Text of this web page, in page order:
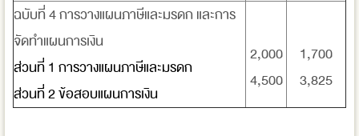
ฉบับที่ 4 การวางแผนภาษีและมรดก และการ
จัดทำแผนการเงิน
ส่วนที่ 1 การวางแผนภาษีและมรดก
ส่วนที่ 2 ข้อสอบแผนการเงิน
2,000
4,500
1,700
3,825